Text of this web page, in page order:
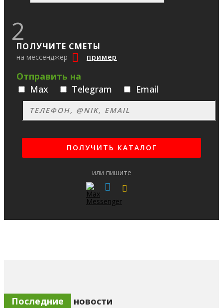
2ПОЛУЧИТЕ СМЕТЫ
на мессенджер пример
Отправить на
Max
Telegram Email
или пишите
Последние новости